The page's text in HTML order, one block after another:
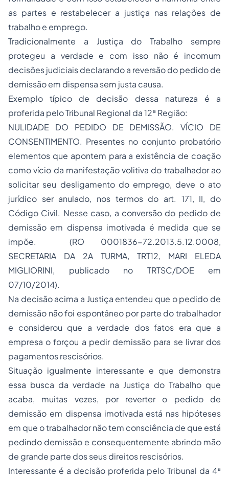
as partes e restabelecer a justiça nas relações de
trabalho e emprego.
Tradicionalmente a Justiça do Trabalho sempre
protegeu a verdade e com isso não é incomum
decisões judiciais declarando a reversão do pedido de
demissão em dispensa sem justa causa.
Exemplo típico de decisão dessa natureza é a
proferida pelo Tribunal Regional da 12ª Região:
NULIDADE DO PEDIDO DE DEMISSÃO. VÍCIO DE
CONSENTIMENTO. Presentes no conjunto probatório
elementos que apontem para a existência de coação
como vício da manifestação volitiva do trabalhador ao
solicitar seu desligamento do emprego, deve o ato
jurídico ser anulado, nos termos do art. 171, II, do
Código Civil. Nesse caso, a conversão do pedido de
demissão em dispensa imotivada é medida que se
impõe. (RO 0001836-72.2013.5.12.0008,
SECRETARIA DA 2A TURMA, TRT12, MARI ELEDA
MIGLIORINI, publicado no TRTSC/DOE em
07/10/2014).
Na decisão acima a Justiça entendeu que o pedido de
demissão não foi espontâneo por parte do trabalhador
e considerou que a verdade dos fatos era que a
empresa o forçou a pedir demissão para se livrar dos
pagamentos rescisórios.
Situação igualmente interessante e que demonstra
essa busca da verdade na Justiça do Trabalho que
acaba, muitas vezes, por reverter o pedido de
demissão em dispensa imotivada está nas hipóteses
em que o trabalhador não tem consciência de que está
pedindo demissão e consequentemente abrindo mão
de grande parte dos seus direitos rescisórios.
Interessante é a decisão proferida pelo Tribunal da 4ª